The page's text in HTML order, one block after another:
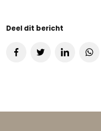
Deel dit bericht